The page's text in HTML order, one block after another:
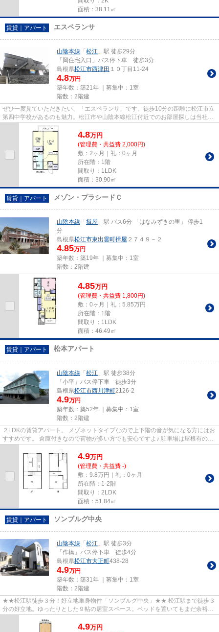
面積：38.11㎡
賃貸｜アパート エスペランサ
山陰本線 「 松江 」駅 徒歩29分
「岡住宅入口」バス停下車 徒歩3分
島根県松江市西津田 １０丁目11-24
4.8万円
築年数：築21年 ｜募集中： 1室
階数：2階建
ぜひ一度見ていただきたい、「エスペランサ」です。徒歩10分の距離に松江市立
第四中学校があるのも魅力。松江市や山陰本線松江付近でのお部屋探しは当社に
お任せください。お気に入り...
4.8万円
(管理費・共益費 2,000円)
敷：2ヶ月｜礼：0ヶ月
所在階：1階
間取り：1LDK
面積：30.90㎡
賃貸｜アパート メゾン・プラシードＣ
山陰本線 「 揖屋 」駅 バス6分 「はなみずきの里」 停歩1
分
島根県松江市東出雲町揖屋 ２７４９－２
4.85万円
築年数：築19年 ｜募集中： 1室
階数：2階建
4.85万円
(管理費・共益費 1,800円)
敷：0ヶ月｜礼：5.85万円
所在階：1階
間取り：1LDK
面積：46.49㎡
賃貸｜アパート 松本アパート
山陰本線 「 松江 」駅 徒歩38分
「小平」バス停下車 徒歩3分
島根県松江市西川津町2126-2
4.9万円
築年数：築52年 ｜募集中： 1室
階数：2階建
２LDKの賃貸アパート。 メゾネットタイプなので上下階の音が気になる方にはお
すすめです。 倉庫付きなので荷物が多い方でも安心ですよ♪ 駐車場は屋根有の
4.9万円
(管理費・共益費 -)
敷：9.8万円｜礼：0ヶ月
所在階：1-2階
間取り：2LDK
面積：51.84㎡
賃貸｜アパート ソンブルグ中央
山陰本線 「 松江 」駅 徒歩3分
「作橋」バス停下車 徒歩4分
島根県松江市大正町438-28
4.9万円
築年数：築31年 ｜募集中： 1室
階数：2階建
★★松江駅徒歩３分！好立地単身物件「ソンブルグ中央」★★ 松江駅まで徒歩３
分の好立地。ゆったりとした９帖の居室スペース。ベッドを置いてもまだ余裕が
4.9万円